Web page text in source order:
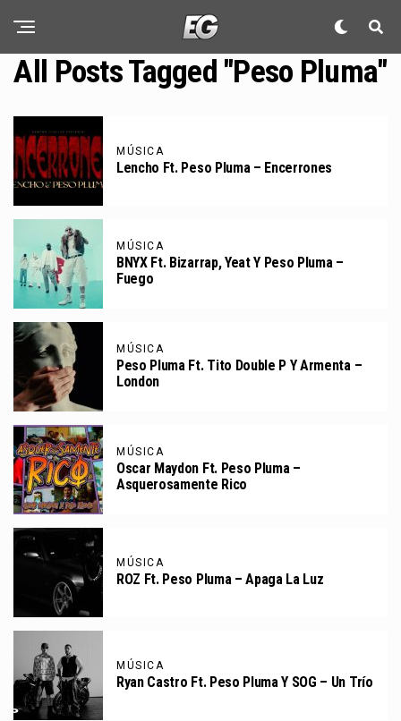
All Posts Tagged "Peso Pluma"
MÚSICA
Lencho Ft. Peso Pluma – Encerrones
MÚSICA
BNYX Ft. Bizarrap, Yeat Y Peso Pluma –
Fuego
MÚSICA
Peso Pluma Ft. Tito Double P Y Armenta –
London
MÚSICA
Oscar Maydon Ft. Peso Pluma –
Asquerosamente Rico
MÚSICA
ROZ Ft. Peso Pluma – Apaga La Luz
MÚSICA
Ryan Castro Ft. Peso Pluma Y SOG – Un Trío